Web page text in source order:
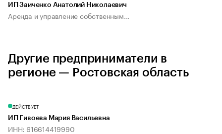
ИП Заиченко Анатолий Николаевич
Аренда и управление собственным...
Другие предприниматели в
регионе — Ростовская область
ДЕЙСТВУЕТ
ИП Гивоева Мария Васильевна
ИНН: 616614419990